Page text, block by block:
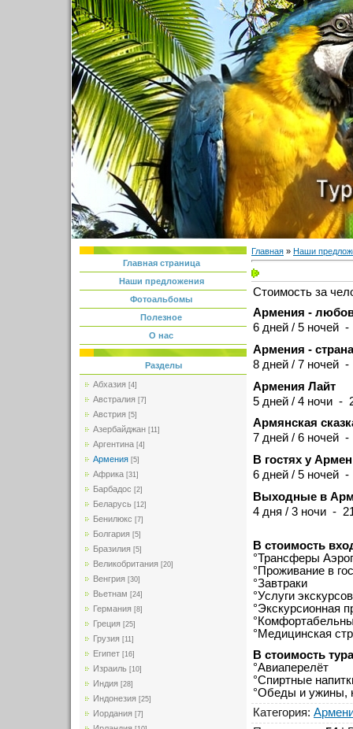
Главная страница
Наши предложения
Фотоальбомы
Полезное
О нас
Разделы
Абхазия [4]
Австралия [7]
Австрия [5]
Азербайджан [11]
Аргентина [4]
Армения [5]
Африка [31]
Барбадос [2]
Беларусь [12]
Бенилюкс [7]
Болгария [5]
Бразилия [5]
Великобритания [20]
Венгрия [30]
Вьетнам [24]
Германия [8]
Греция [25]
Грузия [11]
Египет [16]
Израиль [10]
Индия [28]
Индонезия [25]
Иордания [7]
Главная » Наши
Стоимость за
Армения -
6 дней / 5 ночей
Армения -
8 дней / 7 ночей
Армения Лайт
5 дней / 4 ночи -
Армянская
7 дней / 6 ночей
В гостях у
6 дней / 5 ночей
Выходные в
4 дня / 3 ночи -
В стоимость
°Трансферы
°Проживание в
°Завтраки
°Услуги
°Экскурсионная
°Медицинская
В стоимость
°Авиаперелёт
°Спиртные
°Обеды и ужины,
Категория: